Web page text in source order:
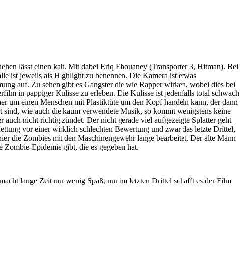
lässt einen kalt. Mit dabei Eriq Ebouaney (Transporter 3, Hitman). Bei
ist jeweils als Highlight zu benennen. Die Kamera ist etwas
auf. Zu sehen gibt es Gangster die wie Rapper wirken, wobei dies bei
in pappiger Kulisse zu erleben. Die Kulisse ist jedenfalls total schwach
um einen Menschen mit Plastiktüte um den Kopf handeln kann, der dann
wie auch die kaum verwendete Musik, so kommt wenigstens keine
nicht richtig zündet. Der nicht gerade viel aufgezeigte Splatter geht
vor einer wirklich schlechten Bewertung und zwar das letzte Drittel,
die Zombies mit den Maschinengewehr lange bearbeitet. Der alte Mann
Epidemie gibt, die es gegeben hat.
lange Zeit nur wenig Spaß, nur im letzten Drittel schafft es der Film